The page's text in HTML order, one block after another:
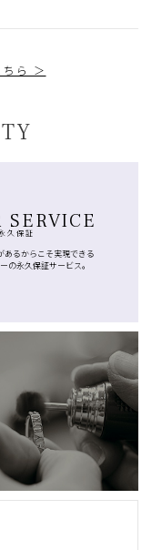
ちら ＞
SERVICE
久保証
あるからこそ実現できる
の永久保証サービス。